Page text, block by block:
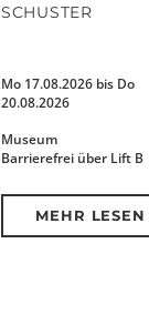
SCHUSTER
Mo 17.08.2026 bis Do
20.08.2026
Museum
Barrierefrei über Lift B
MEHR LESEN